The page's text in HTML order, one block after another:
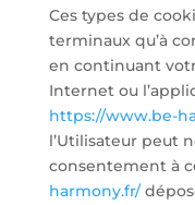
Ces types de
terminaux qu’à
en continuant
Internet ou
https://www.be-
l’Utilisateur peut
consentement à
harmony.fr/